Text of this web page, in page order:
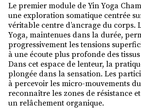
Le premier module de Yin Yoga
une exploration somatique centrée
véritable centre d’ancrage du corps.
Yoga, maintenues dans la durée,
progressivement les tensions
à une écoute plus profonde des
Dans cet espace de lenteur, la
plongée dans la sensation. Les
à percevoir les micro-mouvements
reconnaître les zones de résistance
un relâchement organique.